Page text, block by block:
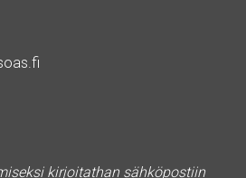
kirjoitathan sähköpostiin